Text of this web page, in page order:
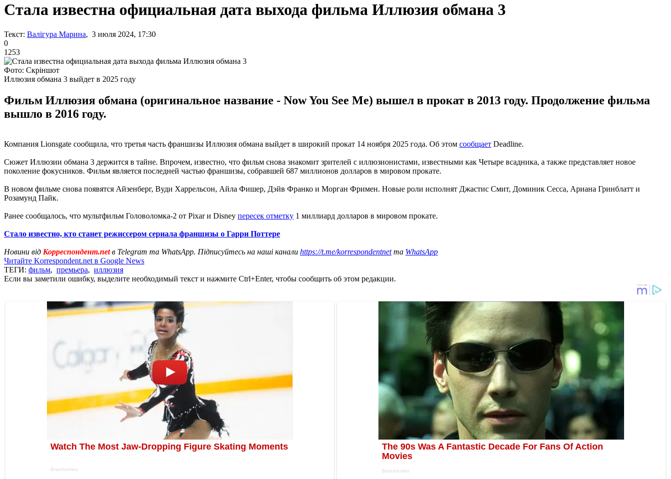
Стала известна официальная дата выхода фильма Иллюзия обмана 3
Текст: Валігура Марина, 3 июля 2024, 17:30
0
1253
Фото: Скріншот
Иллюзия обмана 3 выйдет в 2025 году
Фильм Иллюзия обмана (оригинальное название - Now You See Me) вышел в прокат в 2013 году. Продолжение фильма
вышло в 2016 году.
Компания Lionsgate сообщила, что третья часть франшизы Иллюзия обмана выйдет в широкий прокат 14 ноября 2025 года. Об этом сообщает Deadline.
Сюжет Иллюзии обмана 3 держится в тайне. Впрочем, известно, что фильм снова знакомит зрителей с иллюзионистами, известными как Четыре всадника, а также представляет новое
поколение фокусников. Фильм является последней частью франшизы, собравшей 687 миллионов долларов в мировом прокате.
В новом фильме снова появятся Айзенберг, Вуди Харрельсон, Айла Фишер, Дэйв Франко и Морган Фримен. Новые роли исполнят Джастис Смит, Доминик Сесса, Ариана Гринблатт и
Розамунд Пайк.
Ранее сообщалось, что мультфильм Головоломка-2 от Pixar и Disney пересек отметку 1 миллиард долларов в мировом прокате.
Стало известно, кто станет режиссером сериала франшизы о Гарри Поттере
Новини від Корреспондент.netв Telegram та WhatsApp. Підписуйтесь на наші канали https://t.me/korrespondentnetта WhatsApp
Читайте Korrespondent.net в Google News
ТЕГИ: фильм, премьера, иллюзия
Если вы заметили ошибку, выделите необходимый текст и нажмите Ctrl+Enter, чтобы сообщить об этом редакции.